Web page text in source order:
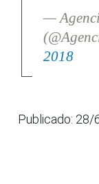
—
2018
Publicado: 28/